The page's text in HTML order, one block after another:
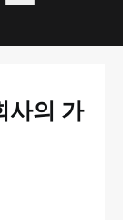
사의 가